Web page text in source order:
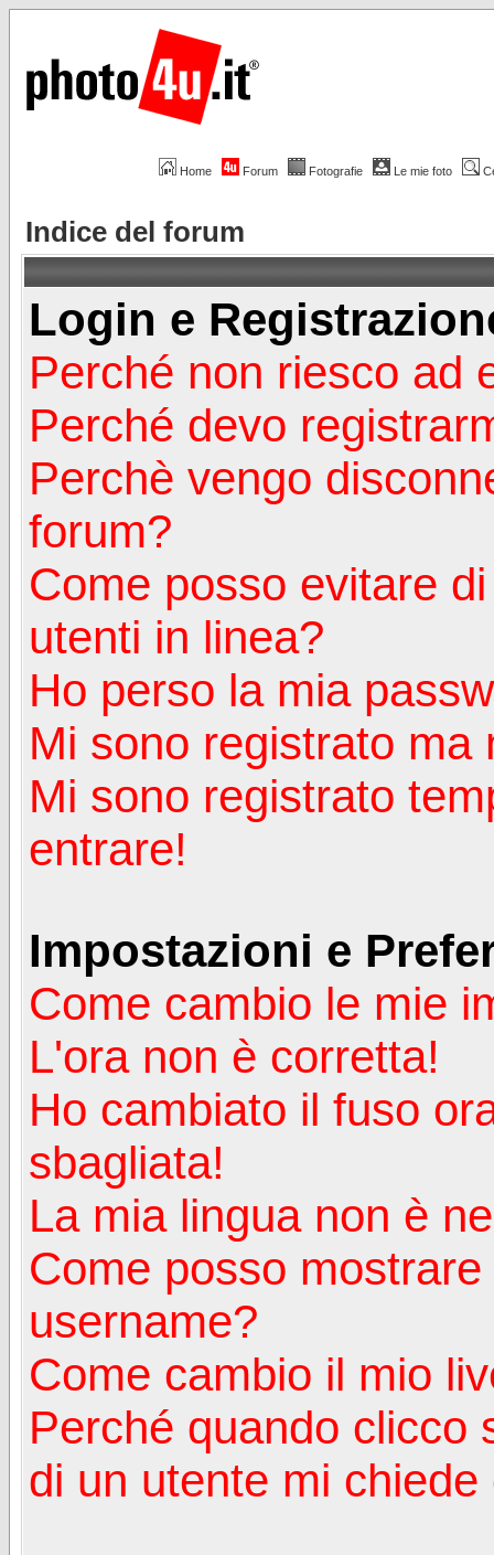
Home Forum Fotografie Le mie foto
Indice del forum
Login e
Perché non riesco ad
Perché devo
Perchè vengo
forum?
Come posso evitare
utenti in linea?
Ho perso la mia
Mi sono registrato ma
Mi sono registrato
entrare!
Impostazioni e
Come cambio le mie
L'ora non è corretta!
Ho cambiato il fuso
sbagliata!
La mia lingua non è
Come posso
username?
Come cambio il mio
Perché quando clicco
di un utente mi